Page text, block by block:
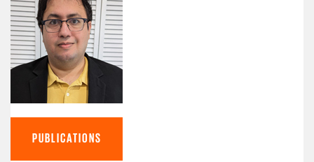
PUBLICATIONS